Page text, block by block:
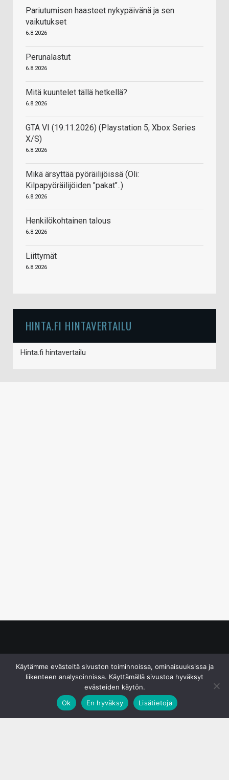
Pariutumisen haasteet nykypäivänä ja sen
vaikutukset
6.8.2026
Perunalastut
6.8.2026
Mitä kuuntelet tällä hetkellä?
6.8.2026
GTA VI (19.11.2026) (Playstation 5, Xbox Series
X/S)
6.8.2026
Mikä ärsyttää pyöräilijöissä (Oli:
Kilpapyöräilijöiden "pakat"..)
6.8.2026
Henkilökohtainen talous
6.8.2026
Liittymät
6.8.2026
HINTA.FI HINTAVERTAILU
Hinta.fi hintavertailu
Käytämme evästeitä sivuston toiminnoissa, ominaisuuksissa ja
liikenteen analysoinnissa. Käyttämällä sivustoa hyväksyt
evästeiden käytön.
Ok
En hyväksy Lisätietoja